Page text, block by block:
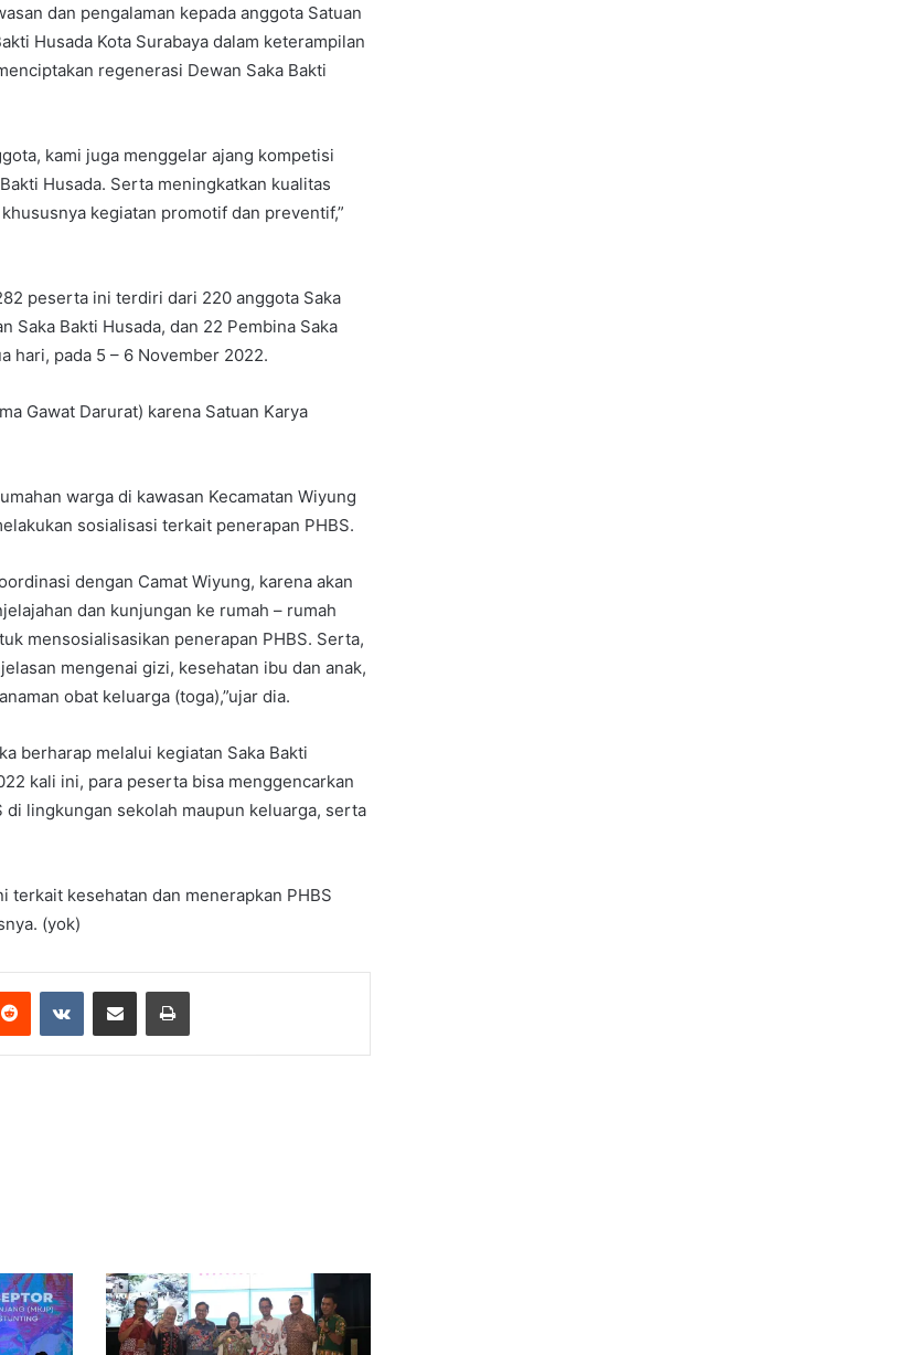
dan pengalaman kepada anggota Satuan
Husada Kota Surabaya dalam keterampilan
regenerasi Dewan Saka Bakti
kami juga menggelar ajang kompetisi
Husada. Serta meningkatkan kualitas
kegiatan promotif dan preventif,”
peserta ini terdiri dari 220 anggota Saka
Saka Bakti Husada, dan 22 Pembina Saka
hari, pada 5 – 6 November 2022.
Gawat Darurat) karena Satuan Karya
warga di kawasan Kecamatan Wiyung
sosialisasi terkait penerapan PHBS.
dengan Camat Wiyung, karena akan
dan kunjungan ke rumah – rumah
mensosialisasikan penerapan PHBS. Serta,
mengenai gizi, kesehatan ibu dan anak,
obat keluarga (toga),”ujar dia.
berharap melalui kegiatan Saka Bakti
kali ini, para peserta bisa menggencarkan
di lingkungan sekolah maupun keluarga, serta
terkait kesehatan dan menerapkan PHBS
(yok)
Reddit VKontakteShare via Email Print